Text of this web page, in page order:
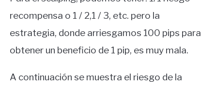
recompensa o 1 / 2,1 / 3, etc. pero la
estrategia, donde arriesgamos 100 pips para
obtener un beneficio de 1 pip, es muy mala.
A continuación se muestra el riesgo de la